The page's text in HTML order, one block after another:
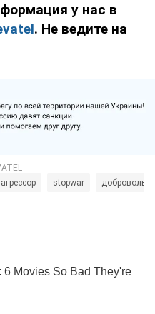
у нас в
. Не ведите на
stopwar